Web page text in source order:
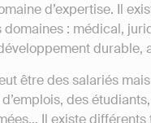
d’expertise. Il
domaines : médical,
durable,
être des salariés
des
Il existe différents